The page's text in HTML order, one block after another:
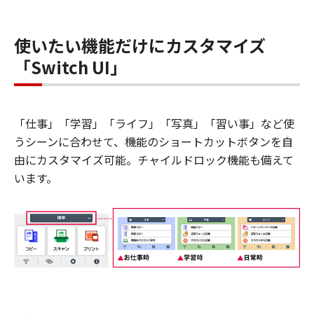
使いたい機能だけにカスタマイズ
「Switch UI」
「仕事」「学習」「ライフ」「写真」「習い事」など使
うシーンに合わせて、機能のショートカットボタンを自
由にカスタマイズ可能。チャイルドロック機能も備えて
います。